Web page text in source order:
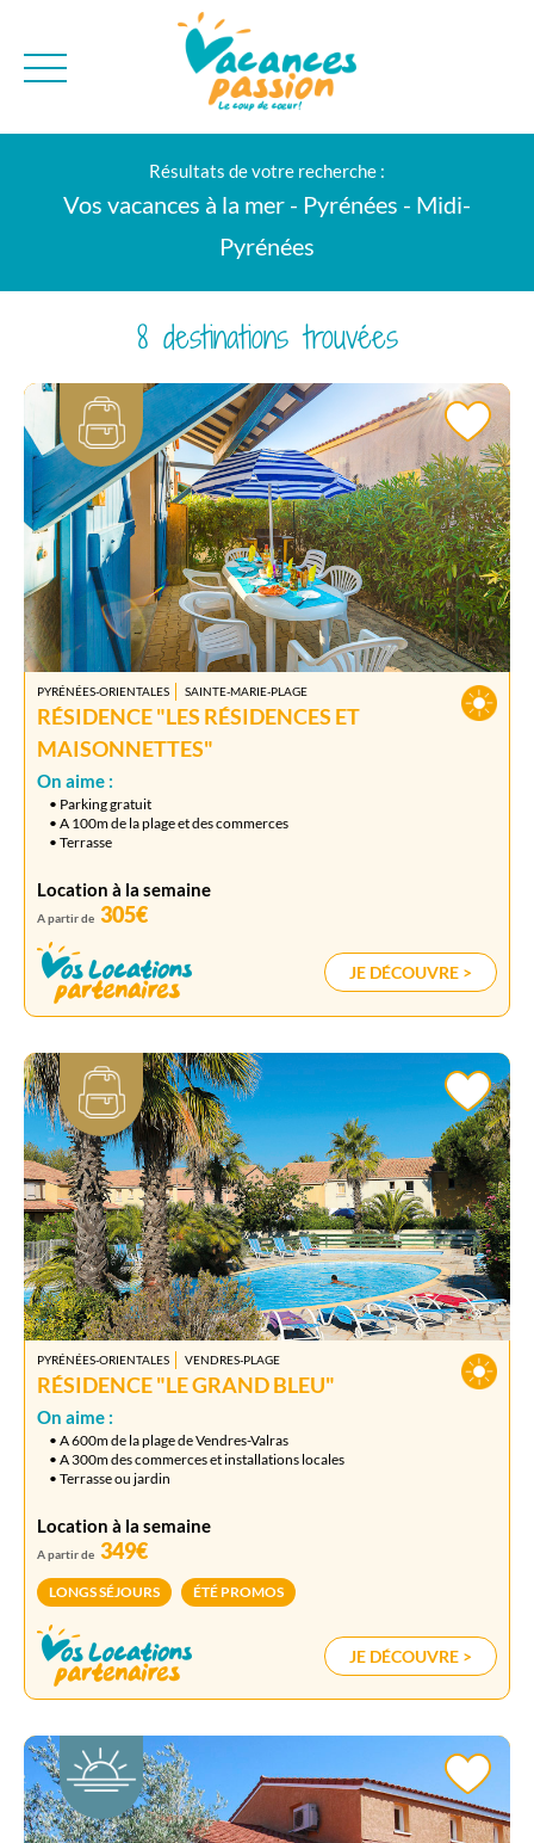
BONS PLANS
Résultats de votre recherche :
Vos vacances à la mer - Pyrénées - Midi-
Pyrénées
8 destinations trouvées
PYRÉNÉES-ORIENTALES SAINTE-MARIE-PLAGE
RÉSIDENCE "LES RÉSIDENCES ET
MAISONNETTES"
On aime :
• Parking gratuit
• A 100m de la plage et des commerces
• Terrasse
Location à la semaine
A partir de 305€
JE DÉCOUVRE >
PYRÉNÉES-ORIENTALES VENDRES-PLAGE
RÉSIDENCE "LE GRAND BLEU"
On aime :
• A 600m de la plage de Vendres-Valras
• A 300m des commerces et installations locales
• Terrasse ou jardin
Location à la semaine
A partir de 349€
LONGS SÉJOURS ÉTÉ PROMOS
JE DÉCOUVRE >